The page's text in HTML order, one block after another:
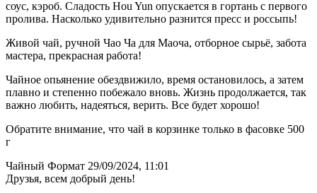
соус, кэроб. Сладость Hou Yun опускается в гортань с первого
пролива. Насколько удивительно разнится пресс и россыпь!
Живой чай, ручной Чао Ча для Маоча, отборное сырьё, забота
мастера, прекрасная работа!
Чайное опьянение обездвижило, время остановилось, а затем
плавно и степенно побежало вновь. Жизнь продолжается, так
важно любить, надеяться, верить. Все будет хорошо!
Обратите внимание, что чай в корзинке только в фасовке 500
г
Чайный Формат 29/09/2024, 11:01
Друзья, всем добрый день!